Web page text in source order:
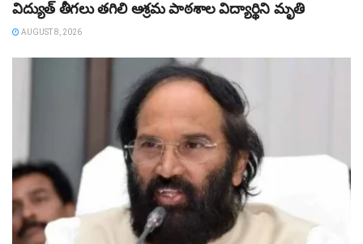
విద్యుత్‌ తీగలు తగిలి ఆశ్రమ పాఠశాల విద్యార్థిని మృతి
AUGUST 8, 2026